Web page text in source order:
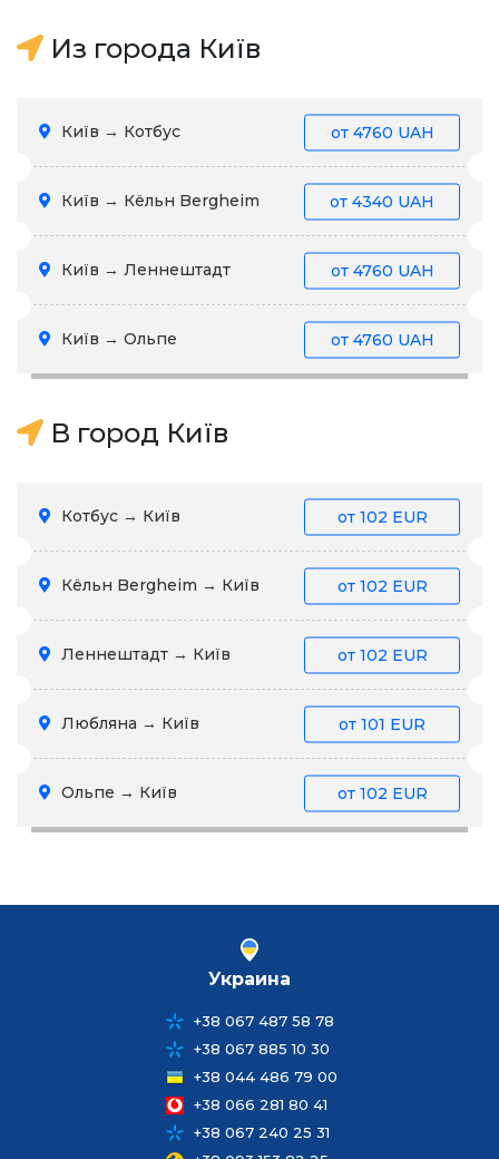
Из города Київ
Київ → Котбус от 4760 UAH
Київ → Кёльн Bergheim от 4340 UAH
Київ → Леннештадт от 4760 UAH
Київ → Ольпе от 4760 UAH
В город Київ
Котбус → Київ от 102 EUR
Кёльн Bergheim → Київ от 102 EUR
Леннештадт → Київ от 102 EUR
Любляна → Київ от 101 EUR
Ольпе → Київ от 102 EUR
Украина
+38 067 487 58 78
+38 067 885 10 30
+38 044 486 79 00
+38 066 281 80 41
+38 067 240 25 31